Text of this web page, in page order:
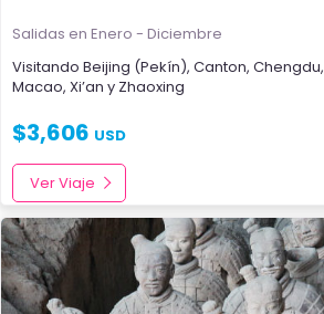
Salidas en Enero - Diciembre
Visitando Beijing (Pekín), Canton, Chengdu,
Macao, Xi’an y Zhaoxing
$3,606 USD
Ver Viaje